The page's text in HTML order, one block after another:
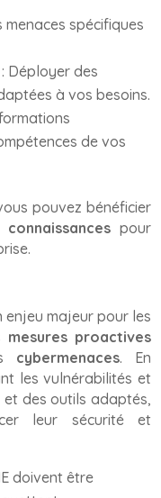
menaces spécifiques
: Déployer des
à vos besoins.
de vos
pouvez bénéficier
connaissancespour
enjeu majeur pour les
mesures proactives
cybermenaces. En
les vulnérabilités et
des outils adaptés,
leur sécurité et
doivent être